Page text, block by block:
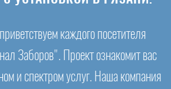
каждого посетителя
Заборов". Проект ознакомит вас
и спектром услуг. Наша компания